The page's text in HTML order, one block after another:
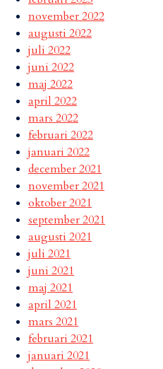
november 2022
augusti 2022
juli 2022
juni 2022
maj 2022
april 2022
mars 2022
februari 2022
januari 2022
december 2021
november 2021
oktober 2021
september 2021
augusti 2021
juli 2021
juni 2021
maj 2021
april 2021
mars 2021
februari 2021
januari 2021